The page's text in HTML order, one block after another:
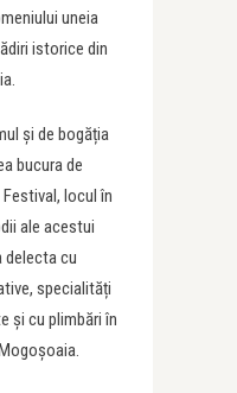
uneia
istorice din
și de bogăția
bucura de
locul în
ale acestui
delecta cu
specialități
și cu plimbări în